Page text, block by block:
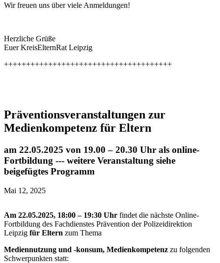
Wir freuen uns über viele Anmeldungen!
Herzliche Grüße
Euer KreisElternRat Leipzig
++++++++++++++++++++++++++++++++++++++
Präventionsveranstaltungen zur
Medienkompetenz für Eltern
am 22.05.2025 von 19.00 – 20.30 Uhr als online-
Fortbildung --- weitere Veranstaltung siehe
beigefügtes Programm
Mai 12, 2025
Am 22.05.2025, 18:00 – 19:30 Uhr findet die nächste Online-
Fortbildung des Fachdienstes Prävention der Polizeidirektion
Leipzig für Eltern zum Thema
Mediennutzung und -konsum, Medienkompetenz zu folgenden
Schwerpunkten statt: